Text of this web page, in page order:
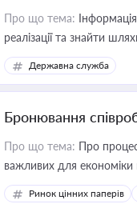
Про що тема:
реалізації та знайти
Державна служба
Бронювання
Про що тема: Про
важливих для економіки
Ринок цінних паперів